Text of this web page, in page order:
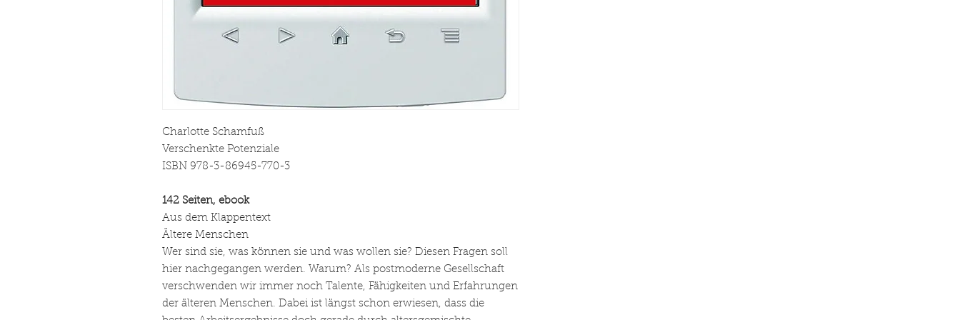
Charlotte Schamfuß
Verschenkte Potenziale
ISBN 978-3-86945-770-3
142 Seiten, ebook
Aus dem Klappentext
Ältere Menschen
Wer sind sie, was können sie und was wollen sie? Diesen Fragen soll
hier nachgegangen werden. Warum? Als postmoderne Gesellschaft
verschwenden wir immer noch Talente, Fähigkeiten und Erfahrungen
der älteren Menschen. Dabei ist längst schon erwiesen, dass die